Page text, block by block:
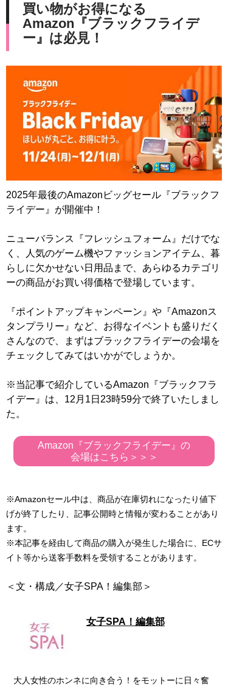
買い物がお得になる
Amazon『ブラックフライデ
ー』は必見！
2025年最後のAmazonビッグセール『ブラックフ
ライデー』が開催中！
ニューバランス『フレッシュフォーム』だけでな
く、人気のゲーム機やファッションアイテム、暮
らしに欠かせない日用品まで、あらゆるカテゴリ
ーの商品がお買い得価格で登場しています。
『ポイントアップキャンペーン』や『Amazonス
タンプラリー』など、お得なイベントも盛りだく
さんなので、まずはブラックフライデーの会場を
チェックしてみてはいかがでしょうか。
※当記事で紹介しているAmazon『ブラックフラ
イデー』は、12月1日23時59分で終了いたしまし
た。
Amazon『ブラックフライデー』の
会場はこちら＞＞＞
※Amazonセール中は、商品が在庫切れになったり値下
げが終了したり、記事公開時と情報が変わることがあり
ます。
※本記事を経由して商品の購入が発生した場合に、ECサ
イト等から送客手数料を受領することがあります。
女子SPA！編集部
大人女性のホンネに向き合う！をモットーに日々奮